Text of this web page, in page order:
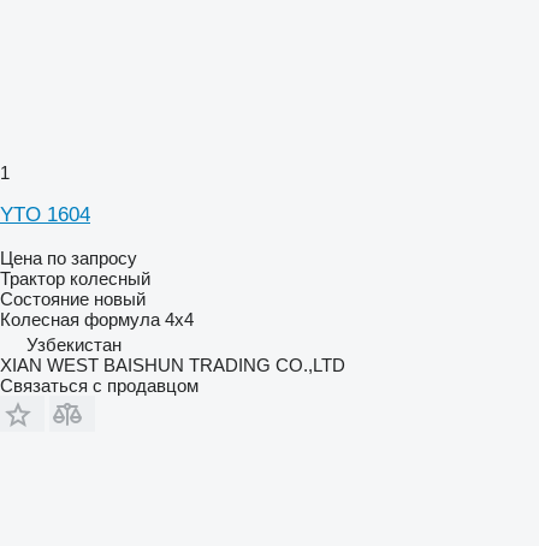
1
YTO 1604
Цена по запросу
Трактор колесный
Состояние новый
Колесная формула 4x4
Узбекистан
XIAN WEST BAISHUN TRADING CO.,LTD
Связаться с продавцом